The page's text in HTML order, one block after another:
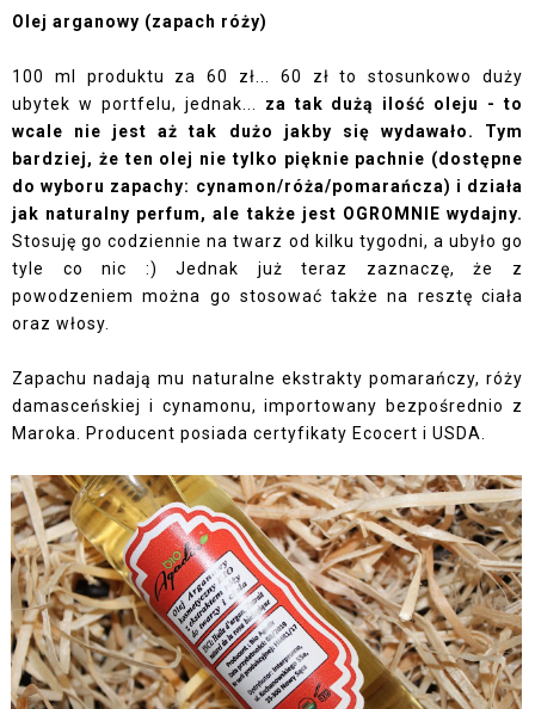
Olej arganowy (zapach róży)
100 ml produktu za 60 zł... 60 zł to stosunkowo duży
ubytek w portfelu, jednak... za tak dużą ilość oleju - to
wcale nie jest aż tak dużo jakby się wydawało. Tym
bardziej, że ten olej nie tylko pięknie pachnie (dostępne
do wyboru zapachy: cynamon/róża/pomarańcza) i działa
jak naturalny perfum, ale także jest OGROMNIE wydajny.
Stosuję go codziennie na twarz od kilku tygodni, a ubyło go
tyle co nic :) Jednak już teraz zaznaczę, że z
powodzeniem można go stosować także na resztę ciała
oraz włosy.
Zapachu nadają mu naturalne ekstrakty pomarańczy, róży
damasceńskiej i cynamonu, importowany bezpośrednio z
Maroka. Producent posiada certyfikaty Ecocert i USDA.